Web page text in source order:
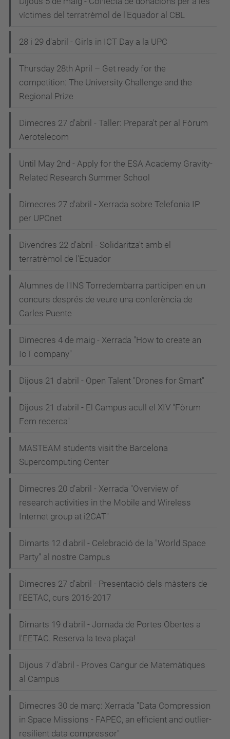
víctimes del terratrèmol de l'Equador al CBL
28 i 29 d'abril - Girls in ICT Day a la UPC
Thursday 28th April – Get ready for the
competition: The University Challenge and the
Regional Prize
Dimecres 27 d'abril - Taller: Prepara't per al Fòrum
Aerotelecom
Until May 2nd - Apply for the ESA Academy Gravity-
Related Research Summer School
Dimecres 27 d'abril - Xerrada sobre Telefonia IP
per UPCnet
Divendres 22 d'abril - Solidaritza't amb el
terratrèmol de l'Equador
Alumnes de l'INS Torredembarra participen en un
concurs després de veure una conferència de
Carles Puente
Dimecres 4 de maig - Xerrada "How to create an
IoT company"
Dijous 21 d'abril - Open Talent "Drones for Smart"
Dijous 21 d'abril - El Campus acull el XIV "Fòrum
Fem recerca"
MASTEAM students visit the Barcelona
Supercomputing Center
Dimecres 20 d'abril - Xerrada "Overview of
research activities in the Mobile and Wireless
Internet group at i2CAT"
Dimarts 12 d'abril - Celebració de la "World Space
Party" al nostre Campus
Dimecres 27 d'abril - Presentació dels màsters de
l'EETAC, curs 2016-2017
Dimarts 19 d'abril - Jornada de Portes Obertes a
l'EETAC. Reserva la teva plaça!
Dijous 7 d'abril - Proves Cangur de Matemàtiques
al Campus
Dimecres 30 de març: Xerrada "Data Compression
in Space Missions - FAPEC, an efficient and outlier-
resilient data compressor"